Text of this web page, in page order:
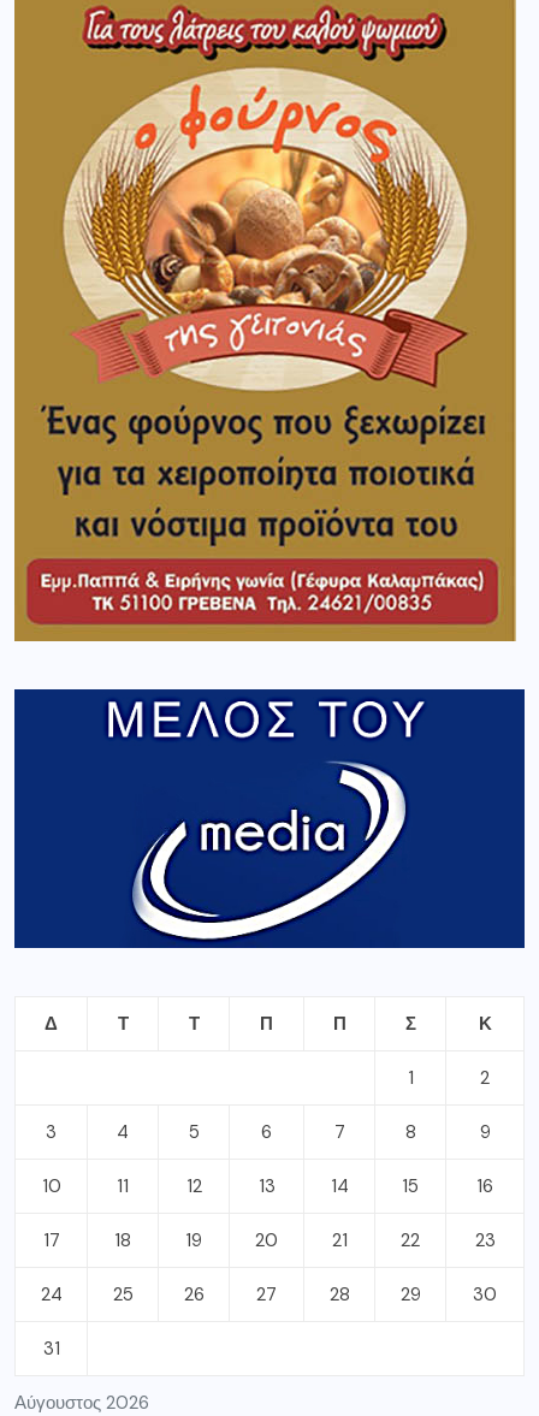
Αύγουστος 2026
Δ Τ Τ Π Π Σ Κ
1 2
3 4 5 6 7 8 9
10 11 12 13 14 15 16
17 18 19 20 21 22 23
24 25 26 27 28 29 30
31